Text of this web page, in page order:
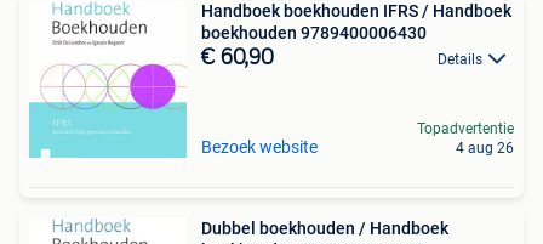
Handboek boekhouden IFRS / Handboek
boekhouden 9789400006430
€ 60,90 Details
Bezoek website
Topadvertentie
4 aug 26
Dubbel boekhouden / Handboek